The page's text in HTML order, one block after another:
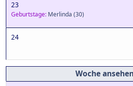
23
Geburtstage: Merlinda (30)
24